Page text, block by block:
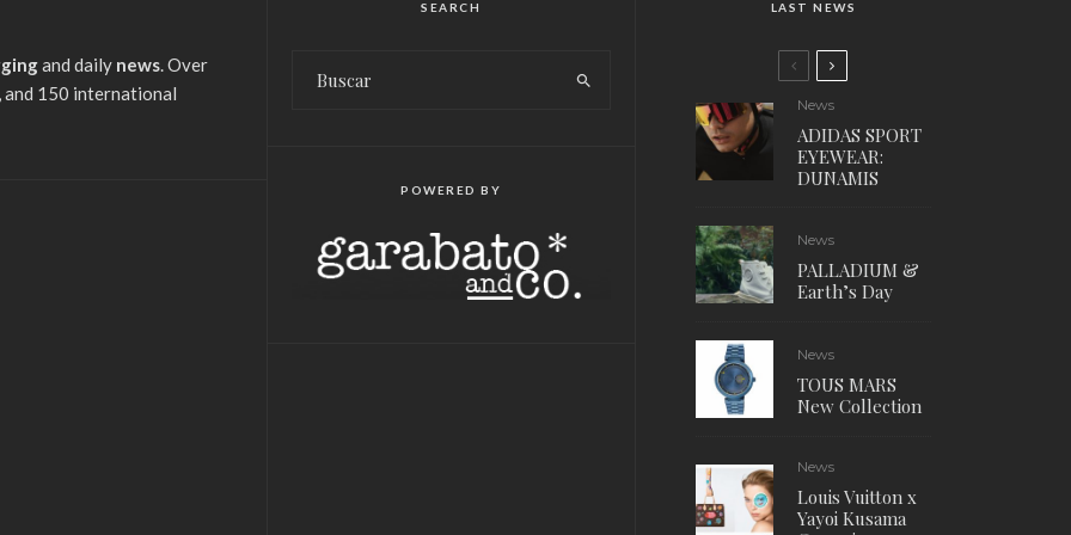
and daily news. Over
150 international
SEARCH
POWERED BY
LAST NEWS
News
ADIDAS SPORT
EYEWEAR:
DUNAMIS
News
PALLADIUM &
Earth’s Day
News
TOUS MARS
New Collection
News
Louis Vuitton x
Yayoi Kusama